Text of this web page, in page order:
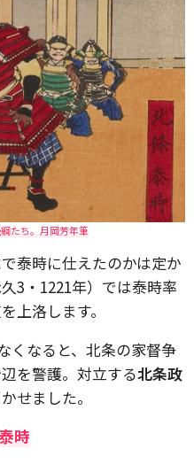
たち。月岡芳年筆
泰時に仕えたのかは定か
3・1221年）では泰時率
上洛します。
くなると、北条の家督争
を警護。対立する北条政
せました。
時